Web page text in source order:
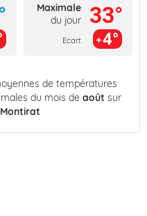
Maximale
du jour
Ecart
33°
4°
de températures
du mois de août sur
Montirat